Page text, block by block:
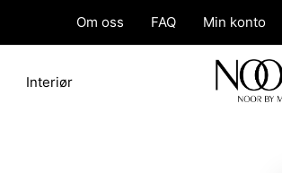
Om oss FAQ Min konto
Interiør